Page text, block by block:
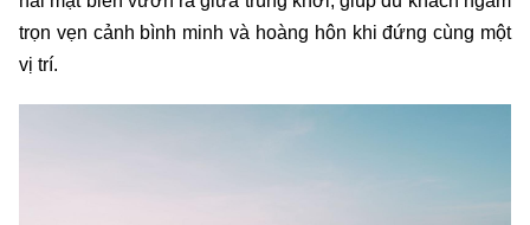
trọn vẹn cảnh bình minh và hoàng hôn khi đứng cùng một
vị trí.